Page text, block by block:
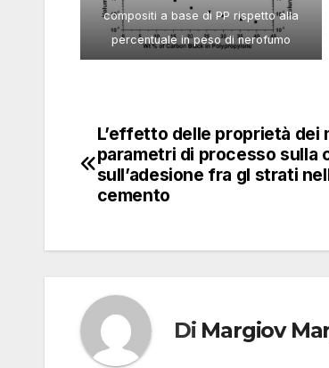
compositi a base di PP rispetto alla
percentuale in peso di nerofumo
Navigazione
articoli
L’effetto delle proprietà dei
parametri di processo sulla
sull’adesione fra gl strati
cemento
Di Margiov